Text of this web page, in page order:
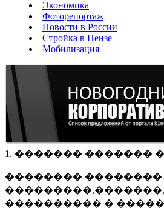
Экономика
Фоторепортаж
Новости в России
Стройка в Пензе
Мобилизация
1. ������� �������
�������� ��������-
���������� �